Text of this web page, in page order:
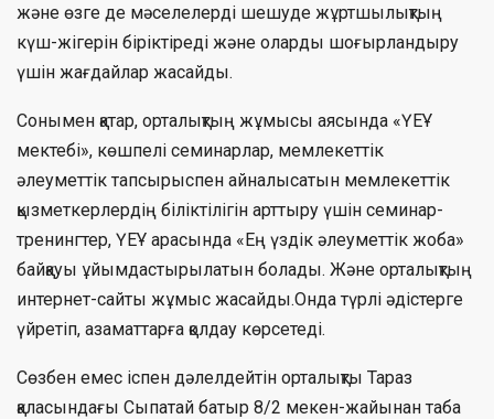
және өзге де мәселелерді шешуде жұртшылықтың
күш-жігерін біріктіреді және оларды шоғырландыру
үшін жағдайлар жасайды.
Сонымен қатар, орталықтың жұмысы аясында «ҮЕҰ
мектебі», көшпелі семинарлар, мемлекеттік
әлеуметтік тапсырыспен айналысатын мемлекеттік
қызметкерлердің біліктілігін арттыру үшін семинар-
тренингтер, ҮЕҰ арасында «Ең үздік әлеуметтік жоба»
байқауы ұйымдастырылатын болады. Және орталықтың
интернет-сайты жұмыс жасайды.Онда түрлі әдістерге
үйретіп, азаматтарға қолдау көрсетеді.
Сөзбен емес іспен дәлелдейтін орталықты Тараз
қаласындағы Сыпатай батыр 8/2 мекен-жайынан таба